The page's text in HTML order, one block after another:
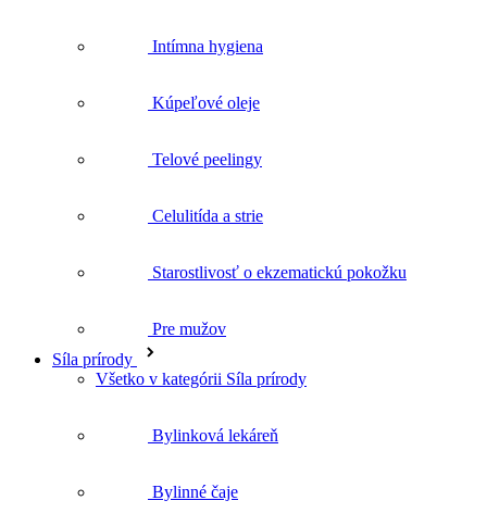
Intímna hygiena
Kúpeľové oleje
Telové peelingy
Celulitída a strie
Starostlivosť o ekzematickú pokožku
Pre mužov
Síla prírody
Všetko v kategórii Síla prírody
Bylinková lekáreň
Bylinné čaje